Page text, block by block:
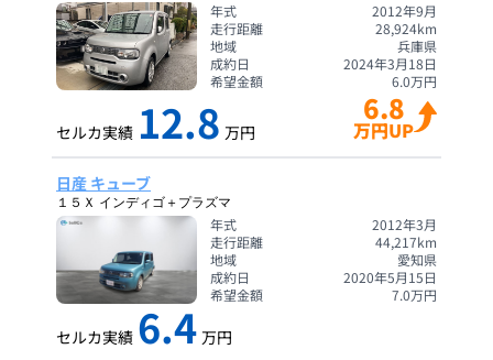
年式
2012年9月
走行距離
28,924km
地域
兵庫県
成約日
2024年3月18日
希望金額
6.0万円
セルカ実績 12.8 万円
6.8
万円UP
日産 キューブ
１５Ｘ インディゴ＋プラズマ
年式
2012年3月
走行距離
44,217km
地域
愛知県
成約日
2020年5月15日
希望金額
7.0万円
セルカ実績 6.4 万円